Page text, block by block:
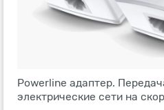
Powerline адаптер.
электрические сети на